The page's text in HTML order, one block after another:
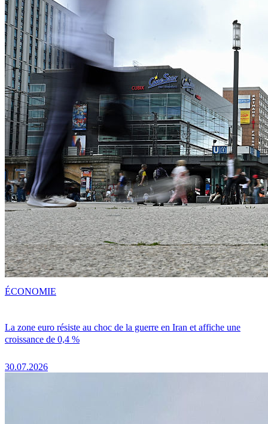
La zone euro résiste au choc de la guerre en Iran et affiche une
croissance de 0,4 %
30.07.2026
ÉCONOMIE